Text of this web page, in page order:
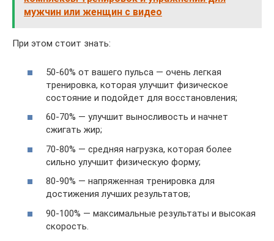
мужчин или женщин с видео
При этом стоит знать:
50-60% от вашего пульса — очень легкая
тренировка, которая улучшит физическое
состояние и подойдет для восстановления;
60-70% — улучшит выносливость и начнет
сжигать жир;
70-80% — средняя нагрузка, которая более
сильно улучшит физическую форму;
80-90% — напряженная тренировка для
достижения лучших результатов;
90-100% — максимальные результаты и высокая
скорость.